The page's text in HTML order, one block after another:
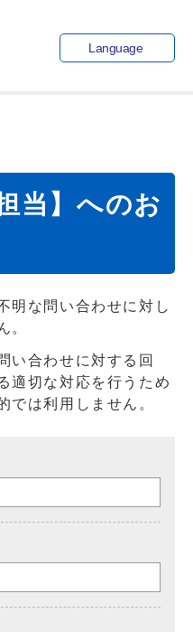
Language
当】へのお
明な問い合わせに対し
。
い合わせに対する回
適切な対応を行うため
では利用しません。